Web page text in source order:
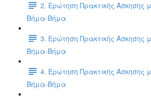
2. Ερώτηση Πρακτικής Άσκησης
Βήμα-Βήμα
3. Ερώτηση Πρακτικής Άσκησης
Βήμα-Βήμα
4. Ερώτηση Πρακτικής Άσκησης
Βήμα-Βήμα